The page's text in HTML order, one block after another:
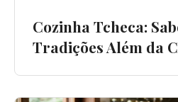
Cozinha Tcheca:
Tradições Além da